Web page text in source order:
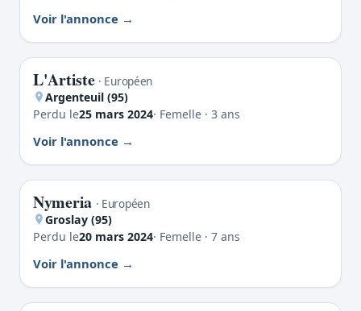
Voir l'annonce
PERDU
L'Artiste · Européen
Argenteuil (95)
Perdu le25 mars 2024· Femelle · 3 ans
Voir l'annonce
PERDU
Nymeria · Européen
Groslay (95)
Perdu le20 mars 2024· Femelle · 7 ans
Voir l'annonce